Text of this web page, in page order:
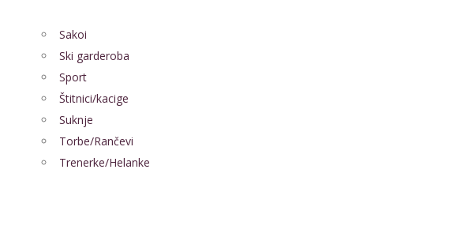
Sakoi
Ski garderoba
Sport
Štitnici/kacige
Suknje
Torbe/Rančevi
Trenerke/Helanke